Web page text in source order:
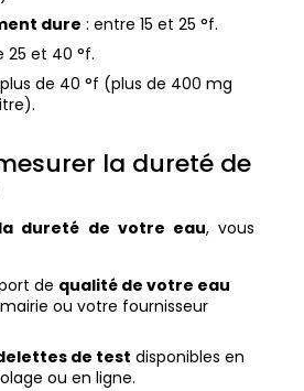
dure : entre 15 et 25 °f.
25 et 40 °f.
de 40 °f (plus de 400 mg
la dureté de
dureté de votre eau, vous
de qualité de votre eau
ou votre fournisseur
de test disponibles en
ou en ligne.